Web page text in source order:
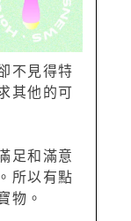
不見得特
其他的可
足和滿意
所以有點
物。